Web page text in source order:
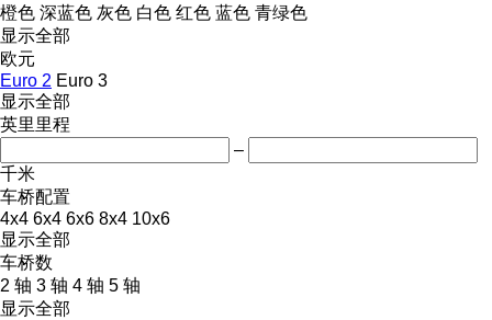
橙色 深蓝色 灰色 白色 红色 蓝色 青绿色
显示全部
欧元
Euro 2 Euro 3
显示全部
英里里程
–
千米
车桥配置
4x4 6x4 6x6 8x4 10x6
显示全部
车桥数
2 轴 3 轴 4 轴 5 轴
显示全部